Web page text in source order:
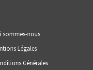
sommes-nous
Légales
Générales